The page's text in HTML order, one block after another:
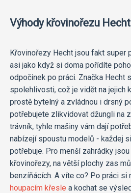
Výhody křovinořezu Hecht
Křovinořezy Hecht jsou fakt super
asi jako když si doma pořídíte
odpočinek po práci. Značka Hecht
spolehlivosti, což je vidět na jejich
prostě bytelný a zvládnou i drsný
potřebujete zlikvidovat džungli na
trávník, tyhle mašiny vám dají
nabízejí spoustu modelů - každej
potřebuje. Pro menší zahrádky
křovinořezy, na větší plochy zas
benzíňácích. A víte co? Po práci si
houpacím křesle a kochat se